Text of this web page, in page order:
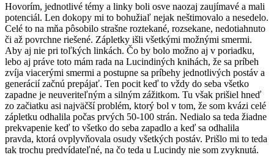
Hovorím, jednotlivé témy a linky boli osve naozaj zaujímavé a mali
potenciál. Len dokopy mi to bohužiaľ nejak neštimovalo a nesedelo.
Celé to na mňa pôsobilo strašne roztekané, rozsekane, nedotiahnuto
či až povrchne riešené. Zápletky išli všetkými možnými smermi.
Aby aj nie pri toľkých linkách. Čo by bolo možno aj v poriadku,
lebo aj práve toto mám rada na Lucindiných knihách, že sa príbeh
zvíja viacerými smermi a postupne sa príbehy jednotlivých postáv a
generácií začnú prepájať. Ten pocit keď to vždy do seba všetko
zapadne je neuveriteľným a silným zážitkom. Tu však prišiel hneď
zo začiatku asi najväčší problém, ktorý bol v tom, že som kvázi celé
zápletku odhalila počas prvých 50-100 strán. Nedialo sa teda žiadne
prekvapenie keď to všetko do seba zapadlo a keď sa odhalila
pravda, ktorá ovplyvňovala osudy všetkých postáv. Prišlo mi to teda
tak trochu predvídateľné, na čo teda u Lucindy nie som zvyknutá.